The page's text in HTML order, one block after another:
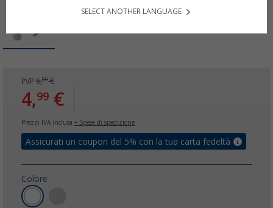
PVP 6,99€
4,99 €
Prezzi IVA inclusa + Spese di spedizione
Assicurati un coupon del 5% con la tua carta fedeltà
Colore
SELECT ANOTHER LANGUAGE